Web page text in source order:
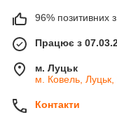
96% позитивних з
Працює з
м. Луцьк
м. Ковель, Луцьк,
Контакти